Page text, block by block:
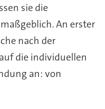
sie die
An erster
nach der
die individuellen
an: von